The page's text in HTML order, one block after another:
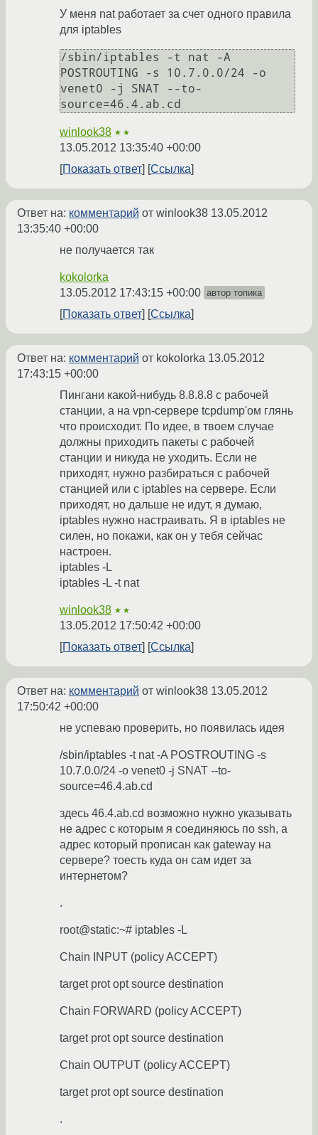
У меня nat работает за счет одного правила
для iptables
/sbin/iptables -t nat -A
POSTROUTING -s 10.7.0.0/24 -o
venet0 -j SNAT --to-
winlook38 ★★
13.05.2012 13:35:40 +00:00
Показать ответ
Ссылка
Ответ на: комментарий от winlook38 13.05.2012
13:35:40 +00:00
не получается так
kokolorka
13.05.2012 17:43:15 +00:00 автор топика
Показать ответ Ссылка
Ответ на: комментарий от kokolorka 13.05.2012
17:43:15 +00:00
Пингани какой-нибудь 8.8.8.8 с рабочей
станции, а на vpn-сервере tcpdump'ом глянь
что происходит. По идее, в твоем случае
должны приходить пакеты с рабочей
станции и никуда не уходить. Если не
приходят, нужно разбираться с рабочей
станцией или с iptables на сервере. Если
приходят, но дальше не идут, я думаю,
iptables нужно настраивать. Я в iptables не
силен, но покажи, как он у тебя сейчас
настроен.
iptables -L
iptables -L -t nat
winlook38 ★★
13.05.2012 17:50:42 +00:00
Показать ответ
Ссылка
Ответ на: комментарий от winlook38 13.05.2012
17:50:42 +00:00
не успеваю проверить, но появилась идея
/sbin/iptables -t nat -A POSTROUTING -s
10.7.0.0/24 -o venet0 -j SNAT --to-
source=46.4.ab.cd
здесь 46.4.ab.cd возможно нужно указывать
не адрес с которым я соединяюсь по ssh, а
адрес который прописан как gateway на
сервере? тоесть куда он сам идет за
интернетом?
.
root@static:~# iptables -L
Chain INPUT (policy ACCEPT)
target prot opt source destination
Chain FORWARD (policy ACCEPT)
target prot opt source destination
Chain OUTPUT (policy ACCEPT)
target prot opt source destination
.